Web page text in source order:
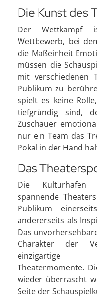
Die Kunst des
Der Wettkampf
Wettbewerb, bei
die Maßeinheit
müssen die
mit verschiedenen
Publikum zu
spielt es keine
tiefgründig sind,
Zuschauer
nur ein Team das
Pokal in der Hand
Das
Die Kulturhafen
spannende
Publikum
andererseits als
Das
Charakter der
einzigartige
Theatermomente.
wieder überrascht
Seite der